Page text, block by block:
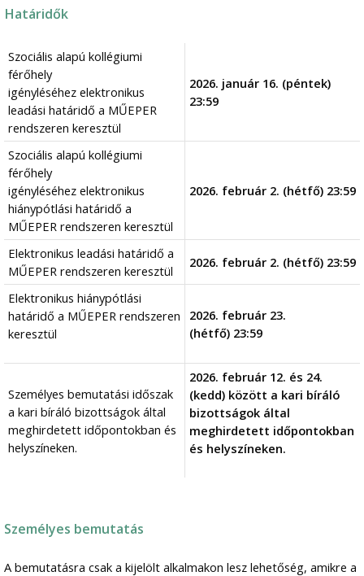
Határidők
Szociális alapú kollégiumi
férőhely
igényléséhez elektronikus
leadási határidő a MŰEPER
rendszeren keresztül
2026. január 16. (péntek)
23:59
Szociális alapú kollégiumi
férőhely
igényléséhez elektronikus
hiánypótlási határidő a
MŰEPER rendszeren keresztül
2026. február 2. (hétfő) 23:59
Elektronikus leadási határidő a
MŰEPER rendszeren keresztül
2026. február 2. (hétfő) 23:59
Elektronikus hiánypótlási
határidő a MŰEPER rendszeren
keresztül
2026. február 23.
(hétfő) 23:59
Személyes bemutatási időszak
a kari bíráló bizottságok által
meghirdetett időpontokban és
helyszíneken.
2026. február 12. és 24.
(kedd) között a kari bíráló
bizottságok által
meghirdetett időpontokban
és helyszíneken.
Személyes bemutatás
A bemutatásra csak a kijelölt alkalmakon lesz lehetőség, amikre a